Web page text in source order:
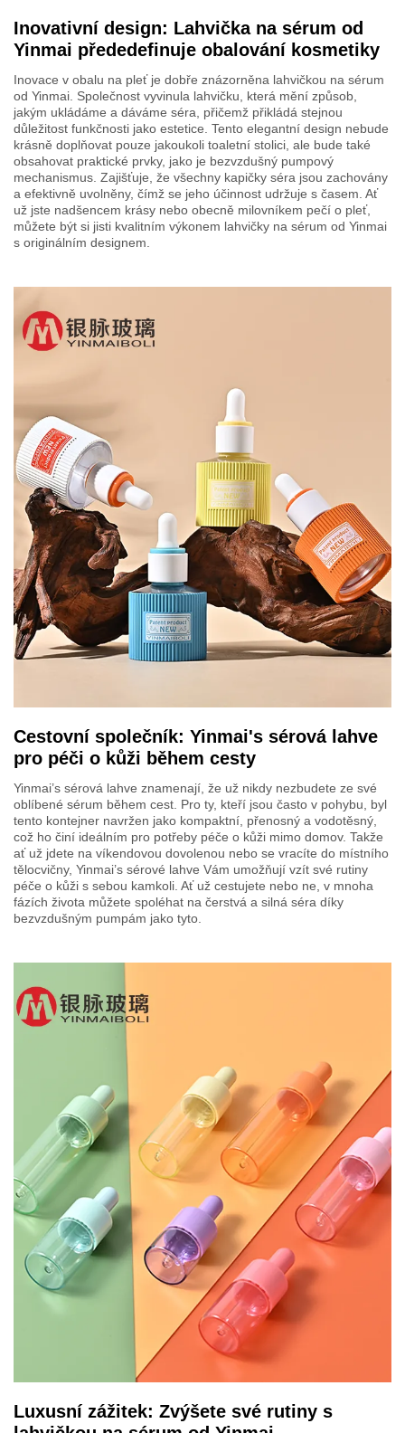
Inovativní design: Lahvička na sérum od
Yinmai přededefinuje obalování kosmetiky
Inovace v obalu na pleť je dobře znázorněna lahvičkou na sérum
od Yinmai. Společnost vyvinula lahvičku, která mění způsob,
jakým ukládáme a dáváme séra, přičemž přikládá stejnou
důležitost funkčnosti jako estetice. Tento elegantní design nebude
krásně doplňovat pouze jakoukoli toaletní stolici, ale bude také
obsahovat praktické prvky, jako je bezvzdušný pumpový
mechanismus. Zajišťuje, že všechny kapičky séra jsou zachovány
a efektivně uvolněny, čímž se jeho účinnost udržuje s časem. Ať
už jste nadšencem krásy nebo obecně milovníkem pečí o pleť,
můžete být si jisti kvalitním výkonem lahvičky na sérum od Yinmai
s originálním designem.
Cestovní společník: Yinmai's sérová lahve
pro péči o kůži během cesty
Yinmai’s sérová lahve znamenají, že už nikdy nezbudete ze své
oblíbené sérum během cest. Pro ty, kteří jsou často v pohybu, byl
tento kontejner navržen jako kompaktní, přenosný a vodotěsný,
což ho činí ideálním pro potřeby péče o kůži mimo domov. Takže
ať už jdete na víkendovou dovolenou nebo se vracíte do místního
tělocvičny, Yinmai’s sérové lahve Vám umožňují vzít své rutiny
péče o kůži s sebou kamkoli. Ať už cestujete nebo ne, v mnoha
fázích života můžete spoléhat na čerstvá a silná séra díky
bezvzdušným pumpám jako tyto.
Luxusní zážitek: Zvýšete své rutiny s